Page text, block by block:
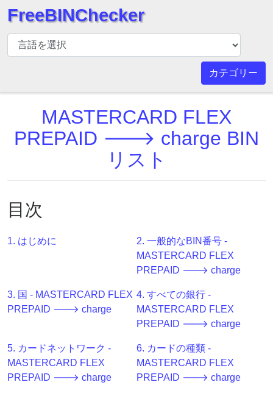
BIN
チ
BIN
検
BIN
号
API
BIN
Checker
BIN
CC
Generator
FreeBINChecker
カテゴリー
MASTERCARD FLEX
PREPAID 🡒 charge BIN
リスト
目次
1. はじめに
2. 一般的なBIN番号 -
MASTERCARD FLEX
PREPAID 🡒 charge
3. 国 - MASTERCARD FLEX
PREPAID 🡒 charge
4. すべての銀行 -
MASTERCARD FLEX
PREPAID 🡒 charge
5. カードネットワーク -
MASTERCARD FLEX
PREPAID 🡒 charge
6. カードの種類 -
MASTERCARD FLEX
PREPAID 🡒 charge